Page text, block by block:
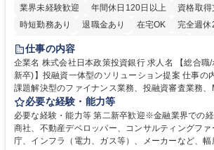
業界未経験歓迎
年間休日120日以上 資格取得
時短勤務あり
退職金あり 在宅OK 完全週休
駅近5分以内
食事補助あり
託児所あり
仕事の内容
企業名 株式会社日本政策投資銀行 求人名 【総合職/ポテンシャル採用(第2
新卒)】投融資一体型のソリューション提案 仕事の内容 DBJの総合職は、
課題解決型のファイナンス業務、投融資審査業務
リー業務、地域戦略企画業務など、多様な業務に精
掛け合わせて広く社会に貢献していく職種です。 入社後は、横断的なロー
テーションを経て適性や専門性に応じたキャリアを
す。総合職として入社いただき、下記いずれかの部
必要な経験・能力等
必要な経験・能力等 第二新卒歓迎※金融業界での経
商社、不動産デベロッパー、コンサルティングフ
庁、インフラ（電力、ガス等）、メーカーなど、